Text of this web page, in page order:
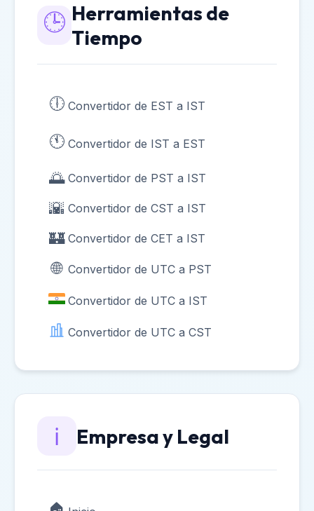
Semanas hasta el 6 de Junio
Semanas hasta el 10 de Junio
📅 Semanas hasta el 30 de Mayo
📅 Semanas hasta el 31 de Mayo
❄️
⏱️
📅 55 Días Desde Hoy
📅 84 Días Desde Hoy
📅
🕒 Herramientas de
Tiempo
🕕 Convertidor de EST a IST
🕚 Convertidor de IST a EST
🌅 Convertidor de PST a IST
🌇 Convertidor de CST a IST
🏰 Convertidor de CET a IST
🌐 Convertidor de UTC a PST
Convertidor de UTC a IST
Convertidor de UTC a CST
ℹ️ Empresa y Legal